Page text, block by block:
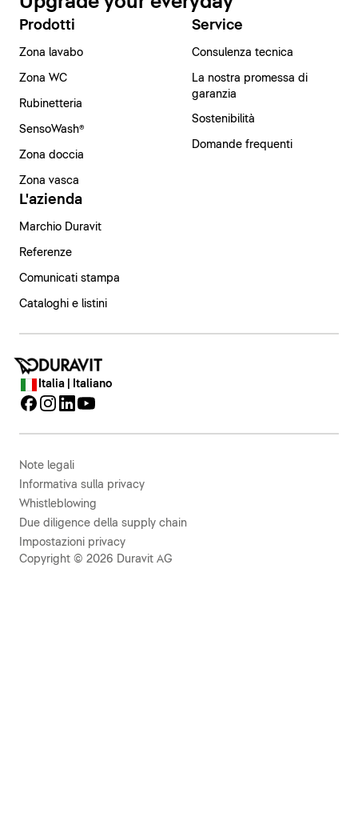
Prodotti
Zona lavabo
Zona WC
Rubinetteria
SensoWash®
Zona doccia
Zona vasca
Service
Consulenza tecnica
La nostra promessa di
garanzia
Sostenibilità
Domande frequenti
L'azienda
Marchio Duravit
Referenze
Comunicati stampa
Cataloghi e listini
Italia | Italiano
Note legali
Informativa sulla privacy
Whistleblowing
Due diligence della supply chain
Impostazioni privacy
Copyright © 2026 Duravit AG